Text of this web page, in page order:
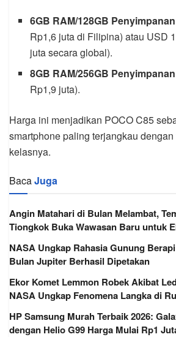
6GB RAM/128GB Penyimpanan
Rp1,6 juta di Filipina) atau USD
juta secara global).
8GB RAM/256GB Penyimpanan
Rp1,9 juta).
Harga ini menjadikan POCO C85
smartphone paling terjangkau
kelasnya.
BacaJuga
Angin Matahari di Bulan Melambat,
Tiongkok Buka Wawasan Baru untuk
NASA Ungkap Rahasia Gunung
Bulan Jupiter Berhasil Dipetakan
Ekor Komet Lemmon Robek Akibat
NASA Ungkap Fenomena Langka di
HP Samsung Murah Terbaik 2026:
dengan Helio G99 Harga Mulai Rp1